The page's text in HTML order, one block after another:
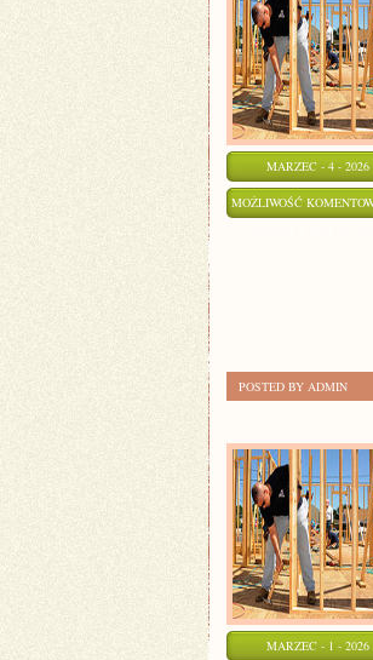
MARZEC - 4 - 2026
MOŻLIWOŚĆ
POSTED BY ADMIN
MARZEC - 1 - 2026